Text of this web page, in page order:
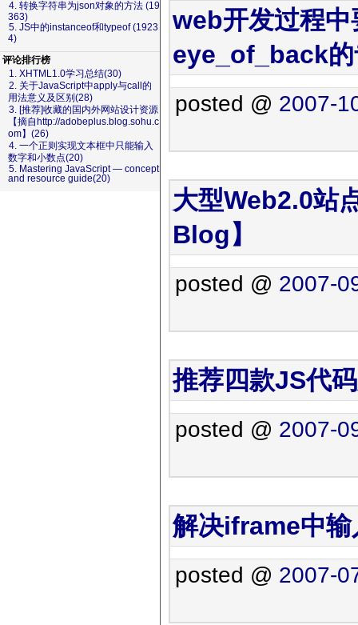
4. 转换字符串为json对象的方法 (19
363)
5. JS中的instanceof和typeof (1923
4)
评论排行榜
1. XHTML1.0学习总结(30)
2. 关于JavaScript中apply与call的
用法意义及区别(28)
3. [推荐]收藏的国内外网站设计资源
【摘自http://adobeplus.blog.sohu.c
om】(26)
4. 一个正则实现文本框中只能输入
数字和小数点(20)
5. Mastering JavaScript — concept
and resource guide(20)
web开发过程
eye_of_back的
posted @ 2007-
大型Web2.0站
Blog】
posted @ 2007-
推荐四款JS代
posted @ 2007-
解决iframe中
posted @ 2007-